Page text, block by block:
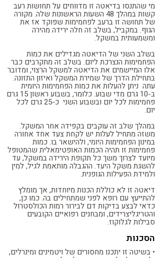
מי שהתנסו בדיאטה זו מדווחים על תחושות רעב
קשות במהלך 48 השעות הראשונות שלה. מקורה
של תחושה זו ברעב לפחמימות שפוקד אז את
הגוף. במקביל, בשלב זה חלה ירידה מהירה
ומשמעותית במשקל.
בשלב השני של הדיאטה מגדילים את כמות
הפחמימות הנצרכת ליום. בשלב זה מתקרבים כבר
אלו המיישמים את הדיאטה למשקל הרצוי, ומדובר
בתחילת הדרך של שמירת המשקל ואיזון התזונה.
עתה ניתן להעלות את כמות הפחמימות היומית
ב-10 גרם מדי שבוע. כלומר, בשבוע ראשון 15 גרם
פחמימות לכל יום ובשבוע השני כ-25 גרם לכל
יום.
במהלך שלב זה עוקבים בקפידה אחר המשקל.
משזה מתחיל לעלות יש לקחת צעד אחד אחורה
במינון הפחמימות היומי, ולהישאר בו. כמות
פחמימות זו תהיה הכמות האופטימאלית שהמטופל
מיועד לצרוך משך כל תקופת הירידה במשקל, עד
להשגת משקל היעד. ההגבלה מותאמת לגיל, למין
ולמידת הפעילות הגופנית.
דיאטה זו לא כוללת הכנות מיוחדות, אך מומלץ
להתייעץ עם רופא לפני שמתחילים בה. כמו כן,
כדאי לבצע בדיקות דם לבירור רמות הכולסטרול
והטריגליצרידים, ומבחנים רפואיים הקובעים
סבילות לגלוקוז.
הסכנות
• בשיטה זו יתכנו מחסורים של ויטמינים ומינרלים,